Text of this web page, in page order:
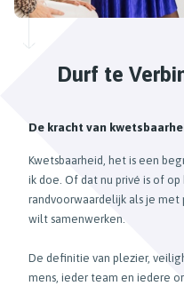
Durf te
De kracht van
Kwetsbaarheid, het is een
ik doe. Of dat nu privé is of
randvoorwaardelijk als je
wilt samenwerken.
De definitie van plezier,
mens, ieder team en iedere